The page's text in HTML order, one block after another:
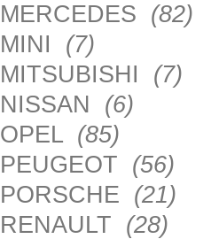
MERCEDES (82)
MINI (7)
MITSUBISHI (7)
NISSAN (6)
OPEL (85)
PEUGEOT (56)
PORSCHE (21)
RENAULT (28)